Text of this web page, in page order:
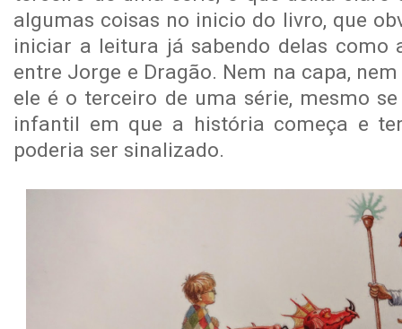
algumas coisas no inicio do livro, que
iniciar a leitura já sabendo delas como
entre Jorge e Dragão. Nem na capa,
ele é o terceiro de uma série, mesmo
infantil em que a história começa e
poderia ser sinalizado.